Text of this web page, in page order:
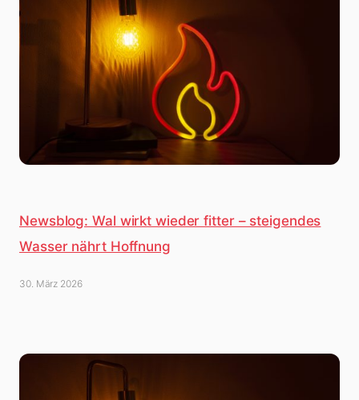
Newsblog: Wal wirkt wieder fitter – steigendes
Wasser nährt Hoffnung
30. März 2026